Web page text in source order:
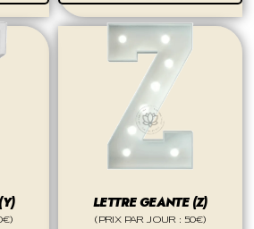
LETTRE GEANTE (Z)
(PRIX PAR JOUR : 50€)